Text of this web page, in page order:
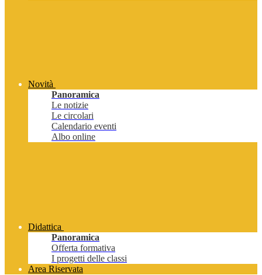
Novità
Panoramica
Le notizie
Le circolari
Calendario eventi
Albo online
Didattica
Panoramica
Offerta formativa
I progetti delle classi
Area Riservata